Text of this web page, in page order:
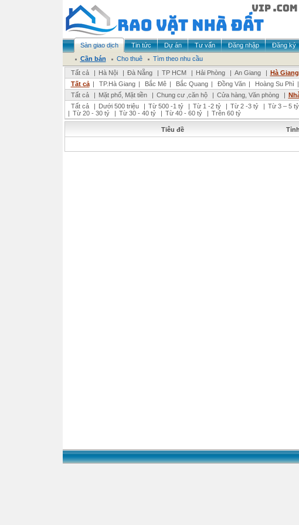
Sàn giao dịch Tin tức Dự án Tư vấn Đăng nhập Đăng ký
Cần bán
Cho thuê
Tìm theo nhu cầu
Tất cả
| Hà Nội | Đà Nẵng | TP HCM | Hải Phòng | An Giang | Hà Giang
Tất cả | TP.Hà Giang | Bắc Mê | Bắc Quang | Đồng Văn | Hoàng Su Phì |
Tất cả
| Mặt phố, Mặt tiền | Chung cư ,căn hộ | Cửa hàng, Văn phòng |
Tất cả
| Dưới 500 triệu | Từ 500 -1 tỷ | Từ 1 -2 tỷ | Từ 2 -3 tỷ | Từ 3 – 5 tỷ
| Từ 20 - 30 tỷ | Từ 30 - 40 tỷ | Từ 40 - 60 tỷ | Trên 60 tỷ
Tiêu đề